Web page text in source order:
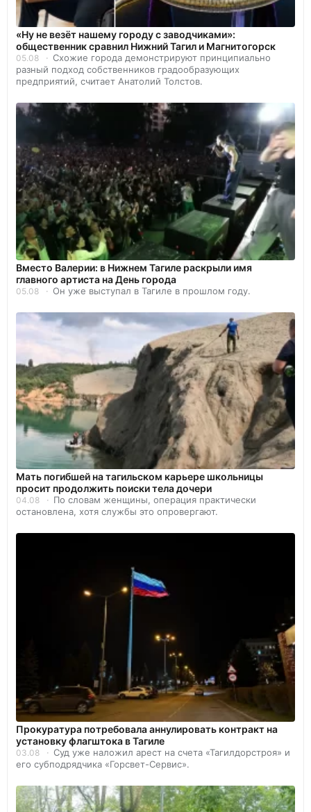
«Ну не везёт нашему городу с заводчиками»:
общественник сравнил Нижний Тагил и Магнитогорск
05.08
Схожие города демонстрируют принципиально
разный подход собственников градообразующих
предприятий, считает Анатолий Толстов.
Вместо Валерии: в Нижнем Тагиле раскрыли имя
главного артиста на День города
05.08 Он уже выступал в Тагиле в прошлом году.
Мать погибшей на тагильском карьере школьницы
просит продолжить поиски тела дочери
04.08
По словам женщины, операция практически
остановлена, хотя службы это опровергают.
Прокуратура потребовала аннулировать контракт на
установку флагштока в Тагиле
03.08
Суд уже наложил арест на счета «Тагилдорстроя» и
его субподрядчика «Горсвет-Сервис».